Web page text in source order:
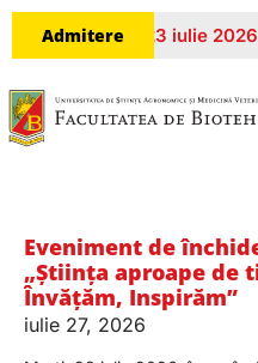
Admitere
LICENȚĂ 8 – 23 iulie 2026
Eveniment de
„Știința aproape de
Învățăm, Inspirăm”
iulie 27, 2026